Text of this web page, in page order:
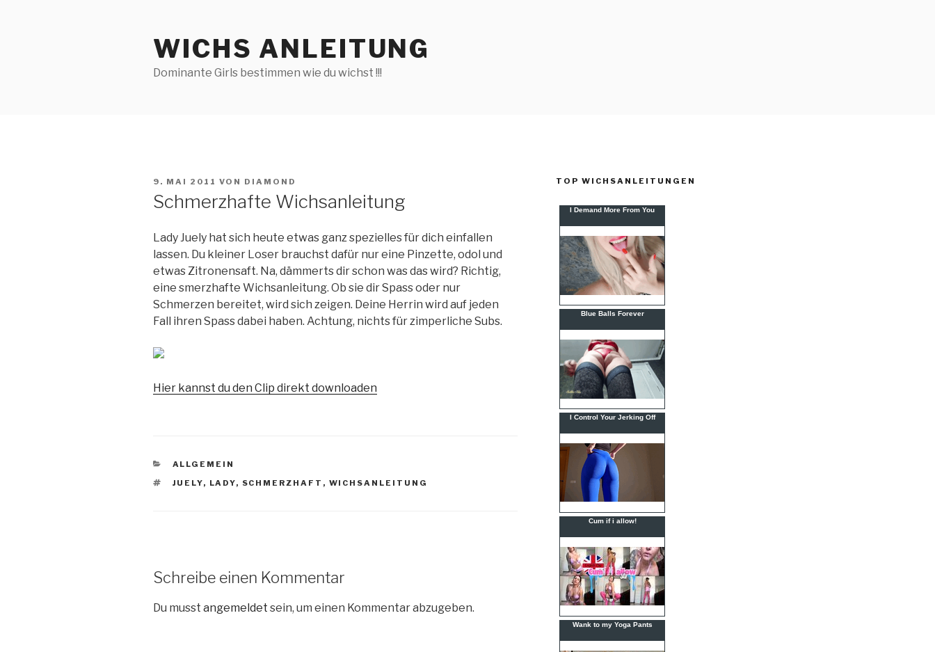
WICHS ANLEITUNG
Dominante Girls bestimmen wie du wichst !!!
VERÖFFENTLICHT
9. MAI 2011 VON DIAMOND
Schmerzhafte Wichsanleitung
Lady Juely hat sich heute etwas ganz spezielles für dich einfallen
lassen. Du kleiner Loser brauchst dafür nur eine Pinzette, odol und
etwas Zitronensaft. Na, dämmerts dir schon was das wird? Richtig,
eine smerzhafte Wichsanleitung. Ob sie dir Spass oder nur
Schmerzen bereitet, wird sich zeigen. Deine Herrin wird auf jeden
Fall ihren Spass dabei haben. Achtung, nichts für zimperliche Subs.
Hier kannst du den Clip direkt downloaden
KATEGORIEN
ALLGEMEIN
SCHLAGWÖRTER
JUELY, LADY, SCHMERZHAFT , WICHSANLEITUNG
Schreibe einen Kommentar
Du musst angemeldet sein, um einen Kommentar abzugeben.
TOP WICHSANLEITUNGEN